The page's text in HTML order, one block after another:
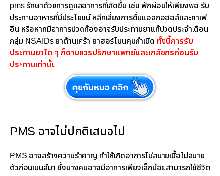
pms รักษาด้วยการดูแลอาการที่เกิดขึ้น เช่น พักผ่อนให้เพียงพอ รับ
ประทานอาหารที่มีประโยชน์ หลีกเลี่ยงการดื่มแอลกอฮอล์และคาเฟ
อีน หรือหากมีอาการปวดท้องอาจรับประทานยาแก้ปวดประจำเดือน
กลุ่ม NSAIDs ยาต้านเศร้า ยาฮอร์โมนคุมกำเนิด ทั้งนี้การรับ
ประทานยาใด ๆ ก็ตามควรปรึกษาแพทย์และเภสัชกรก่อนรับ
ประทานเท่านั้น
PMS อาจไม่ปกติเสมอไป
PMS อาจสร้างความรำคาญ ทำให้เกิดอาการไม่สบายเนื้อไม่สบาย
ตัวก่อนเมนส์มา ซึ่งบางคนอาจมีอาการเพียงเล็กน้อยสามารถใช้ชีวิต